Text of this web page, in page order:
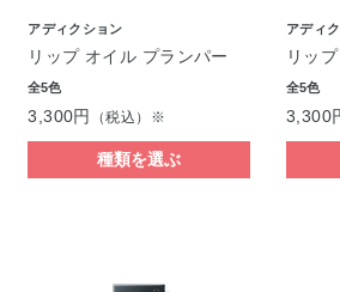
アディクション
リップ オイル プランパー
全5色
3,300円 （税込）※
種類を選ぶ
アディ
リッ
全5色
3,300